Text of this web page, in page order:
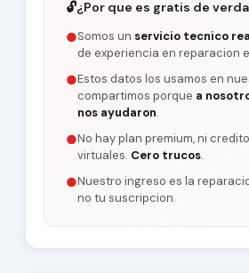
🔓¿Por que es gratis de
●Somos un servicio tecnico
de experiencia en reparacion
●Estos datos los usamos en
compartimos porque a
nos ayudaron.
●No hay plan premium, ni
virtuales. Cero trucos.
●Nuestro ingreso es la
no tu suscripcion.